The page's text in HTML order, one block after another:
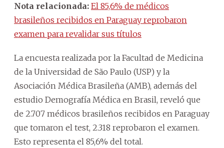
Nota relacionada: El 85,6% de médicos
brasileños recibidos en Paraguay reprobaron
examen para revalidar sus títulos
La encuesta realizada por la Facultad de Medicina
de la Universidad de São Paulo (USP) y la
Asociación Médica Brasileña (AMB), además del
estudio Demografía Médica en Brasil, reveló que
de 2.707 médicos brasileños recibidos en Paraguay
que tomaron el test, 2.318 reprobaron el examen.
Esto representa el 85,6% del total.